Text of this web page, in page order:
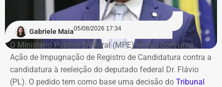
Na avaliação do Executivo estadual, a recuperação
judicial deixou de cumprir sua função de permitir a
recuperação da empresa.
Refit não teria honrado os
pagamentos
Gabriele Maia05/08/2026 17:34
O Ministério Público Eleitoral (MPE) entrou com uma
Ação de Impugnação de Registro de Candidatura contra a
candidatura à reeleição do deputado federal Dr. Flávio
(PL). O pedido tem como base uma decisão do Tribunal